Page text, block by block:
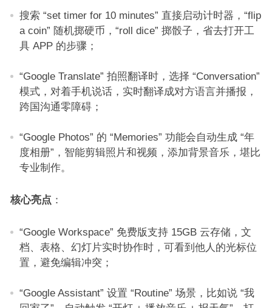
搜索 “set timer for 10 minutes” 直接启动计时器，“flip
a coin” 随机掷硬币，“roll dice” 掷骰子，省去打开工
具 APP 的步骤；​
“Google Translate” 拍照翻译时，选择 “Conversation”
模式，对着手机说话，实时翻译成对方语言并播报，
跨国沟通零障碍；​
“Google Photos” 的 “Memories” 功能会自动生成 “年
度相册”，智能剪辑照片和视频，添加背景音乐，堪比
专业制作。​
核心亮点 ：​
“Google Workspace” 免费版支持 15GB 云存储，文
档、表格、幻灯片实时协作时，可看到他人的光标位
置，避免编辑冲突；​
“Google Assistant” 设置 “Routine” 场景，比如说 “我